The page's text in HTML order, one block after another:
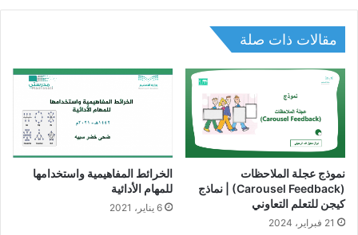
مقالات ذات صلة
نموذج عجلة الملاحظات
(Carousel Feedback) | نماذج
كيجن للتعلم التعاوني
21 فبراير، 2024
الخرائط المفاهيمية واستخدامها
للمهام الأدائية
6 يناير، 2021